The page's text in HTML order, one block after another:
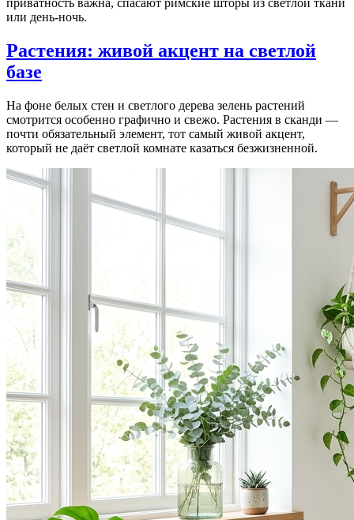
или день-ночь.
Растения: живой акцент на светлой
базе
На фоне белых стен и светлого дерева зелень растений
смотрится особенно графично и свежо. Растения в сканди —
почти обязательный элемент, тот самый живой акцент,
который не даёт светлой комнате казаться безжизненной.